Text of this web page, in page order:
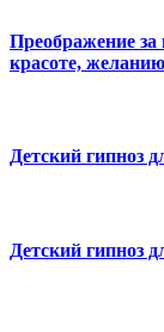
Преображение
красоте,
Детский гипноз
Детский гипноз